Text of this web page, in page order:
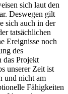
sich laut den
Deswegen gilt
sich auch in der
tatsächlichen
Ereignisse noch
des
das Projekt
unserer Zeit ist
und nicht am
Fähigkeiten